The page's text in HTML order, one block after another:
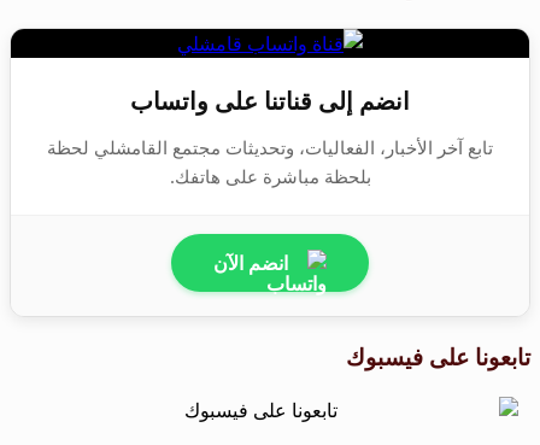
انضم إلى قناتنا على واتساب
تابع آخر الأخبار، الفعاليات، وتحديثات مجتمع القامشلي لحظة
بلحظة مباشرة على هاتفك.
انضم الآن
تابعونا على فيسبوك